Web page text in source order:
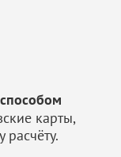
карты,